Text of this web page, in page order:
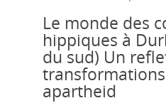
Le monde des
hippiques à
du sud) Un
apartheid